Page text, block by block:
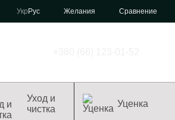
Укр Рус Желания Сравнение
Уход и
чистка
Уценка